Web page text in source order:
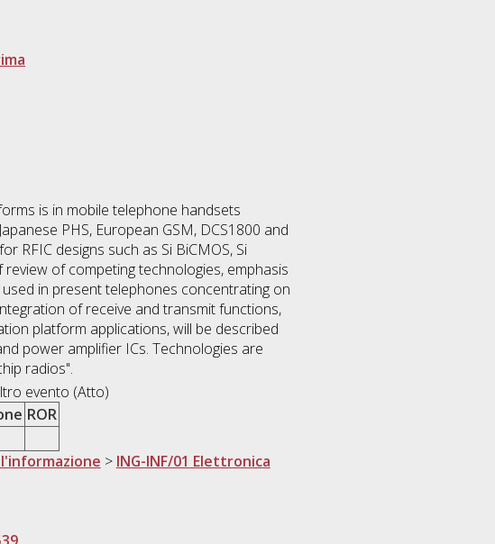
is in mobile telephone handsets
PHS, European GSM, DCS1800 and
RFIC designs such as Si BiCMOS, Si
review of competing technologies, emphasis
in present telephones concentrating on
of receive and transmit functions,
platform applications, will be described
power amplifier ICs. Technologies are
radios".
evento (Atto)
ROR
> ING-INF/01 Elettronica